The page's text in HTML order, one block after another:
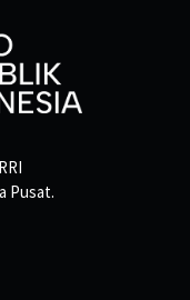
Pusat.